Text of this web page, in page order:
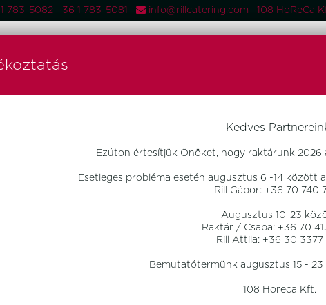
Kedves
Ezúton értesítjük Önöket, hogy raktárunk
Esetleges probléma esetén augusztus 6 -14 között
Rill Gábor: +36 70 740
Augusztus 10-23
Raktár / Csaba: +36 70
Rill Attila: +36 30 3377
Bemutatótermünk augusztus 15 -
108 Horeca Kft.
783-5082 +36 1 783-5081 info@rillcatering.com 108 HoReCa